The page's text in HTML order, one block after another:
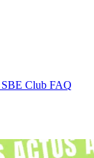
SBE Club FAQ